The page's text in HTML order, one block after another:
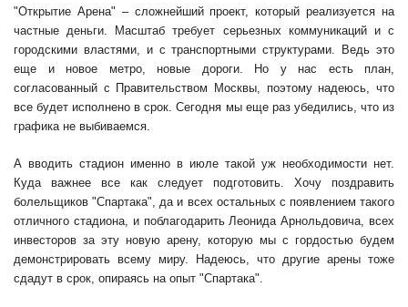
"Открытие Арена" – сложнейший проект, который реализуется на
частные деньги. Масштаб требует серьезных коммуникаций и с
городскими властями, и с транспортными структурами. Ведь это
еще и новое метро, новые дороги. Но у нас есть план,
согласованный с Правительством Москвы, поэтому надеюсь, что
все будет исполнено в срок. Сегодня мы еще раз убедились, что из
графика не выбиваемся.
А вводить стадион именно в июле такой уж необходимости нет.
Куда важнее все как следует подготовить. Хочу поздравить
болельщиков "Спартака", да и всех остальных с появлением такого
отличного стадиона, и поблагодарить Леонида Арнольдовича, всех
инвесторов за эту новую арену, которую мы с гордостью будем
демонстрировать всему миру. Надеюсь, что другие арены тоже
сдадут в срок, опираясь на опыт "Спартака".